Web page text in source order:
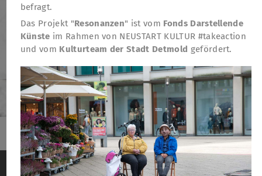
befragt.
Das Projekt "Resonanzen" ist vom Fonds Darstellende
Künste im Rahmen von NEUSTART KULTUR #takeaction
und vom Kulturteam der Stadt Detmold gefördert.
TheatreFragile
Newsletter . Spenden Förderung . Kontakt
Wir verwenden Cookies, um das Besucherverhalten
auf der Website anonym zu messen
Weitere